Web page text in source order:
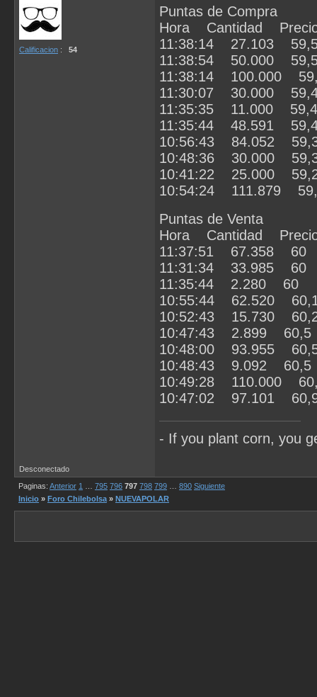
Calificacion : 54
Puntas de Compra
Hora Cantidad
11:38:14 27.103
11:38:54 50.000
11:38:14 100.000
11:30:07 30.000
11:35:35 11.000
11:35:44 48.591
10:56:43 84.052
10:48:36 30.000
10:41:22 25.000
10:54:24 111.879
Puntas de Venta
Hora Cantidad
11:37:51 67.358 60
11:31:34 33.985 60
11:35:44 2.280 60
10:55:44 62.520
10:52:43 15.730
10:47:43 2.899 60,5
10:48:00 93.955
10:48:43 9.092 60,5
10:49:28 110.000
10:47:02 97.101
- If you plant corn, you
Desconectado
Paginas: Anterior 1 795 796 797 798 799 890 Siguiente
Inicio » Foro Chilebolsa » NUEVAPOLAR